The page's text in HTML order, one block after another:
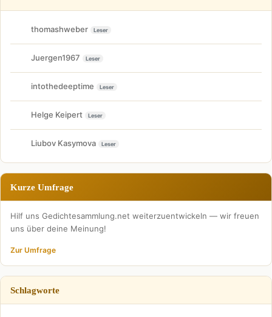
thomashweber Leser
Juergen1967 Leser
intothedeeptime Leser
Helge Keipert Leser
Liubov Kasymova Leser
Kurze Umfrage
Hilf uns Gedichtesammlung.net weiterzuentwickeln — wir freuen
uns über deine Meinung!
Zur Umfrage
Schlagworte